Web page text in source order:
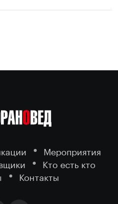
Мероприятия
Кто есть кто
Контакты